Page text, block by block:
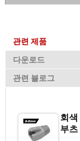
관련 제품
다운로드
관련 블로그
회
부츠